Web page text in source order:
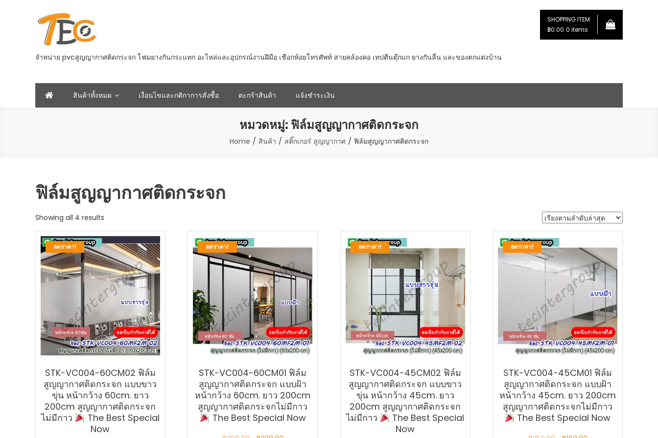
จำหน่าย pvcสูญญากาศติดกระจก โฟมยางกันกระแทก อะไหล่และอุปกรณ์งานฝีมือ เชือกห้อยโทรศัพท์ สายคล้องคอ เทปตีนตุ๊กแก ยางกันลื่น และของตกแต่งบ้าน
SHOPPING ITEM
฿0.00 0 items
สินค้าทั้งหมด เงื่อนไขและกติกาการสั่งซื้อ ตะกร้าสินค้า แจ้งชำระเงิน
หมวดหมู่:ฟิล์มสูญญากาศติดกระจก
Home สินค้า สติ๊กเกอร์ สูญญากาศ ฟิล์มสูญญากาศติดกระจก
ฟิล์มสูญญากาศติดกระจก
Showing all 4 results
by
latest
ลดราคา!
STK-VC004-60CM02 ฟิล์ม
สูญญากาศติดกระจก แบบขาว
ขุ่น หน้ากว้าง 60cm. ยาว
200cm สูญญากาศติดกระจก
ไม่มีกาว
The Best Special
Now
ลดราคา!
STK-VC004-60CM01 ฟิล์ม
สูญญากาศติดกระจก แบบฝ้า
หน้ากว้าง 60cm. ยาว 200cm
สูญญากาศติดกระจกไม่มีกาว
The Best Special Now
ลดราคา!
STK-VC004-45CM02 ฟิล์ม
สูญญากาศติดกระจก แบบขาว
ขุ่น หน้ากว้าง 45cm. ยาว
200cm สูญญากาศติดกระจก
ไม่มีกาว
The Best Special
Now
ลดราคา!
STK-VC004-45CM01 ฟิล์ม
สูญญากาศติดกระจก แบบฝ้า
หน้ากว้าง 45cm. ยาว 200cm
สูญญากาศติดกระจกไม่มีกาว
The Best Special Now